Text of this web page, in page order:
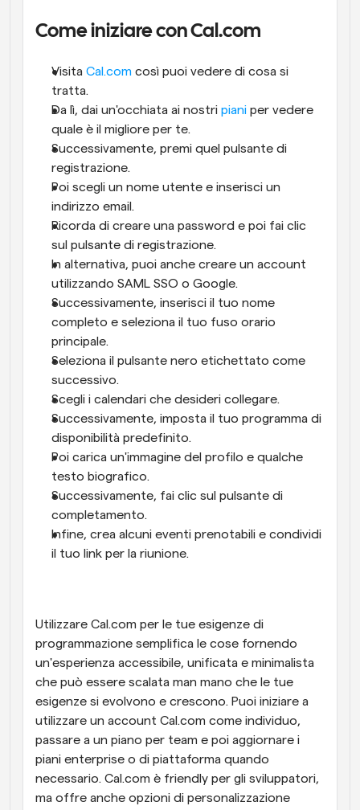
Come iniziare con Cal.com
Visita Cal.com così puoi vedere di cosa si
tratta.
Da lì, dai un'occhiata ai nostri piani per vedere
quale è il migliore per te.
Successivamente, premi quel pulsante di
registrazione.
Poi scegli un nome utente e inserisci un
indirizzo email.
Ricorda di creare una password e poi fai clic
sul pulsante di registrazione.
In alternativa, puoi anche creare un account
utilizzando SAML SSO o Google.
Successivamente, inserisci il tuo nome
completo e seleziona il tuo fuso orario
principale.
Seleziona il pulsante nero etichettato come
successivo.
Scegli i calendari che desideri collegare.
Successivamente, imposta il tuo programma di
disponibilità predefinito.
Poi carica un'immagine del profilo e qualche
testo biografico.
Successivamente, fai clic sul pulsante di
completamento.
Infine, crea alcuni eventi prenotabili e condividi
il tuo link per la riunione.
Utilizzare Cal.com per le tue esigenze di
programmazione semplifica le cose fornendo
un'esperienza accessibile, unificata e minimalista
che può essere scalata man mano che le tue
esigenze si evolvono e crescono. Puoi iniziare a
utilizzare un account Cal.com come individuo,
passare a un piano per team e poi aggiornare i
piani enterprise o di piattaforma quando
necessario. Cal.com è friendly per gli sviluppatori,
ma offre anche opzioni di personalizzazione